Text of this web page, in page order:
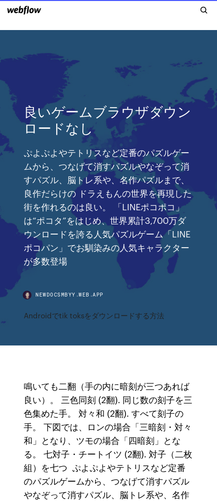
良いゲームブラウザダウン
ロードなし
ぷよぷよやテトリスなど定番のパズルゲー
ムから、つなげて消すパズルやなぞって消
すパズル、脳トレ系や、名作パズルまで、
良作だらけの ドラえもんの世界を再現した
街を作れるのは良い。 「LINEポコポコ」
は“ポコタ”をはじめ、世界累計3,700万ダ
ウンロードを誇る人気パズルゲーム「LINE
ポコパン」でお馴染みの人気キャラクター
が多数登場
NEWDOCSMBYY.WEB.APP
Androidでtik toksをダウンロードする方法
鳴いても二翻（手の内に暗刻が三つあれば
良い）。 三色同刻 (2翻). 同じ数の刻子を三
色集めた手。 対々和 (2翻). すべて刻子の
手。 下図では、ロンの場合「三暗刻・対々
和」となり、ツモの場合「四暗刻」とな
る。 七対子・チートイツ (2翻). 対子（二枚
組）を七つ ぷよぷよやテトリスなど定番
のパズルゲームから、つなげて消すパズル
やなぞって消すパズル、脳トレ系や、名作